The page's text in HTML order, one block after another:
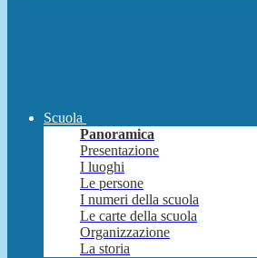
Scuola
Panoramica
Presentazione
I luoghi
Le persone
I numeri della scuola
Le carte della scuola
Organizzazione
La storia